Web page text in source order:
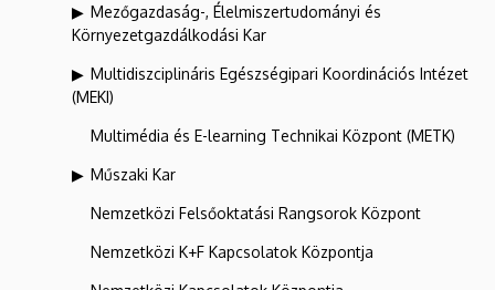
Mezőgazdaság-, Élelmiszertudományi és
Környezetgazdálkodási Kar
Multidiszciplináris Egészségipari Koordinációs Intézet
(MEKI)
Multimédia és E-learning Technikai Központ (METK)
Műszaki Kar
Nemzetközi Felsőoktatási Rangsorok Központ
Nemzetközi K+F Kapcsolatok Központja